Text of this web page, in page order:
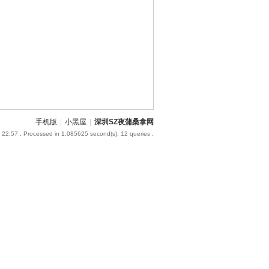
手机版 小黑屋 深圳SZ夜蒲桑拿网
22:57 , Processed in 1.085625 second(s), 12 queries .